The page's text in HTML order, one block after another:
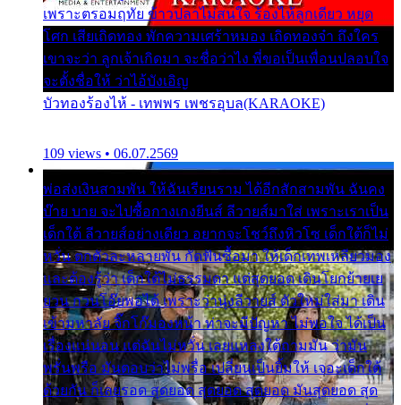
เพราะตรอมฤทัย ข้าวปลาไม่สนใจ ร้องไห้ลูกเดียว หยุด
โศก เสียเถิดทอง พักความเศร้าหมอง เถิดทองจ๋า ถึงใคร
เขาจะว่า ลูกเจ้าเกิดมา จะชื่อว่าไง พี่ขอเป็นเพื่อนปลอบใจ
จะตั้งชื่อให้ ว่าไอ้บังเอิญ
บัวทองร้องไห้ - เทพพร เพชรอุบล(KARAOKE)
109 views • 06.07.2569
พ่อส่งเงินสามพัน ให้ฉันเรียนราม ได้อีกสักสามพัน ฉันคง
บ๊าย บาย จะไปซื้อกางเกงยีนส์ ลีวายส์มาใส่ เพราะเราเป็น
เด็กใต้ ลีวายส์อย่างเดียว อยากจะโชว์ถึงหิวโซ เด็กใต้ก็ไม่
หวั่น ตกตัวละหลายพัน กัดฟันซื้อมา ให้เด็กเทพเหลียวมอง
และต้องรู้ว่า เด็กใต้ไม่ธรรมดา แต่สุดยอด เดินโยกย้ายเย
ยวน กวนโอ๊ยพอได้ เพราะว่านุ่งลีวายส์ ตัวใหม่ใส่มา เดิน
เข้ามหาลัย จิ๊กโก๊มองหน้า ท่าจะมีปัญหา ไม่พอใจ ได้เป็น
เรื่องแน่นอน แต่ฉันไม่หวั่น เลยแหลงใต้ถามมัน ว่ามัน
พรั่นพรือ มันตอบว่าไม่พรื่อ เปลี่ยนเป็นยิ้มให้ เจอะเด็กใต้
ด้วยกัน ก็เลยรอด สุดยอด สุดยอด สุดยอด มันสุดยอด สุด